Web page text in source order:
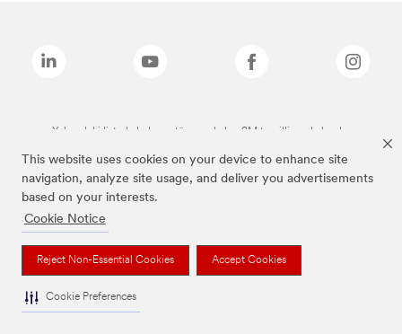
This website uses cookies on your device to enhance site
navigation, analyze site usage, and deliver you advertisements
based on your interests.
Cookie Notice
Reject Non-Essential Cookies Accept Cookies
Cookie Preferences
Yukarıdaki listede bulunan tüm markalar, 3M tescilli markalarıdır.